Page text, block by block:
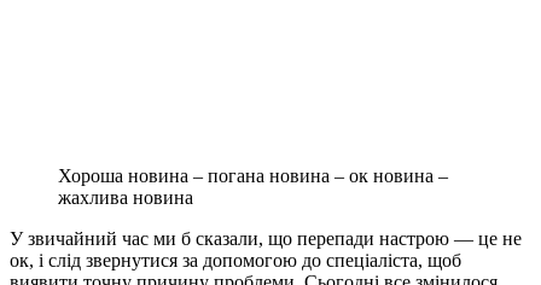
Хороша новина – погана новина – ок новина –
жахлива новина
У звичайний час ми б сказали, що перепади настрою — це не
ок, і слід звернутися за допомогою до спеціаліста, щоб